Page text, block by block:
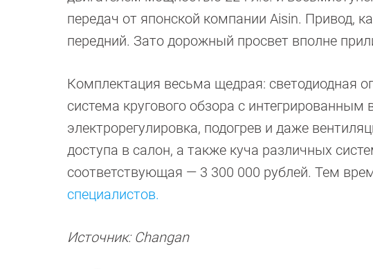
передач от японской компании Aisin. Привод,
передний. Зато дорожный просвет вполне
Комплектация весьма щедрая: светодиодная
система кругового обзора с
электрорегулировка, подогрев и даже
доступа в салон, а также куча различных
соответствующая — 3 300 000 рублей. Тем
специалистов.
Источник: Changan